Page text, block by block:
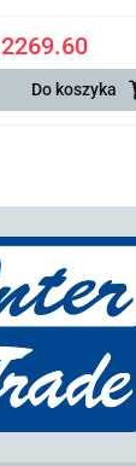
2269.60
Do koszyka